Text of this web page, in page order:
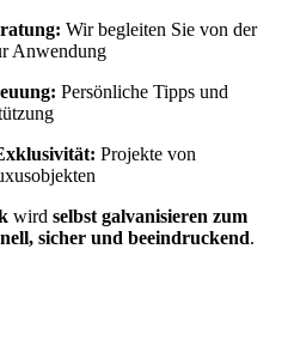
Wir begleiten Sie von der
Anwendung
Persönliche Tipps und
Projekte von
wird selbst galvanisieren zum
sicher und beeindruckend.